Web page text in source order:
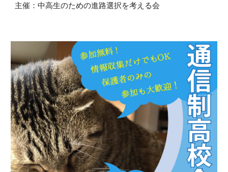
主催：中高生のための進路選択を考える会